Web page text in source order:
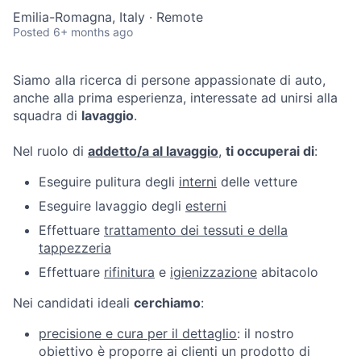
Emilia-Romagna, Italy · Remote
Posted 6+ months ago
Siamo alla ricerca di persone appassionate di auto,
anche alla prima esperienza, interessate ad unirsi alla
squadra di lavaggio.
Nel ruolo di addetto/a al lavaggio, ti occuperai di:
Eseguire pulitura degli interni delle vetture
Eseguire lavaggio degli esterni
Effettuare trattamento dei tessuti e della
tappezzeria
Effettuare rifinitura e igienizzazione abitacolo
Nei candidati ideali cerchiamo:
precisione e cura per il dettaglio: il nostro
obiettivo è proporre ai clienti un prodotto di